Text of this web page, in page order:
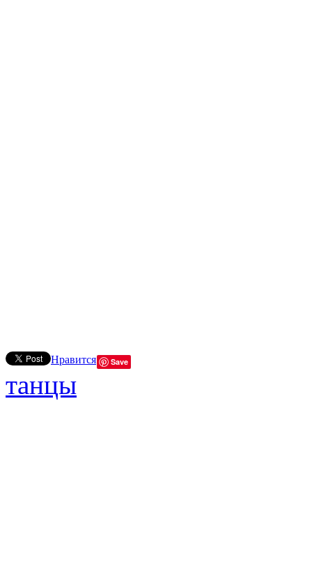
Нравится Save
танцы